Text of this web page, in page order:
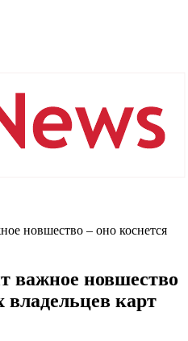
новшество – оно коснется
важное новшество
владельцев карт